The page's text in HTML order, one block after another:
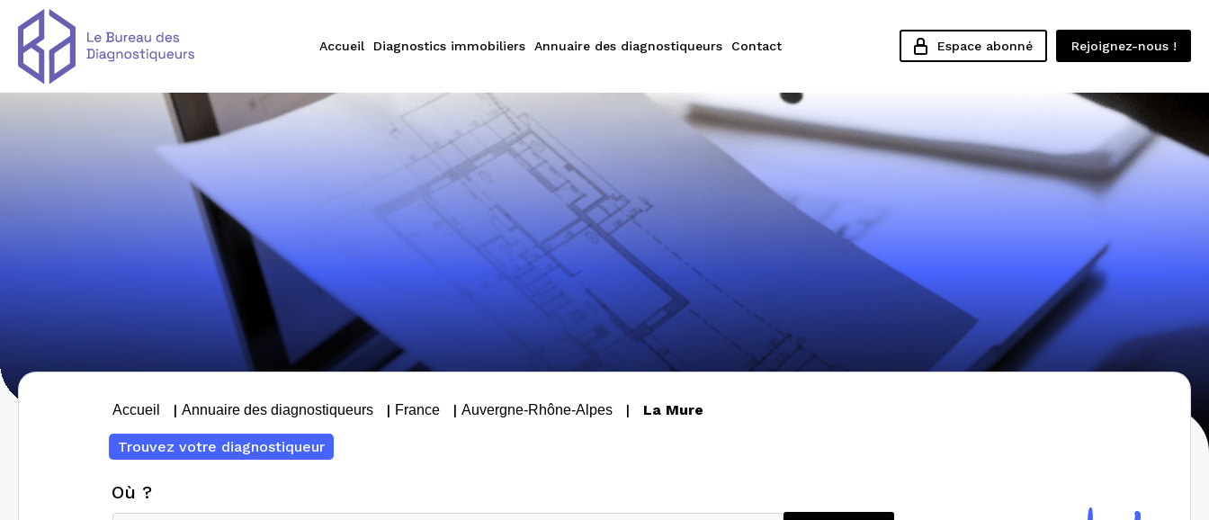
Accueil Diagnostics immobiliers Annuaire des diagnostiqueurs Contact Espace abonné Rejoignez-nous !
Accueil | Annuaire des diagnostiqueurs | France | Auvergne-Rhône-Alpes | La Mure
Trouvez votre diagnostiqueur
Où ?